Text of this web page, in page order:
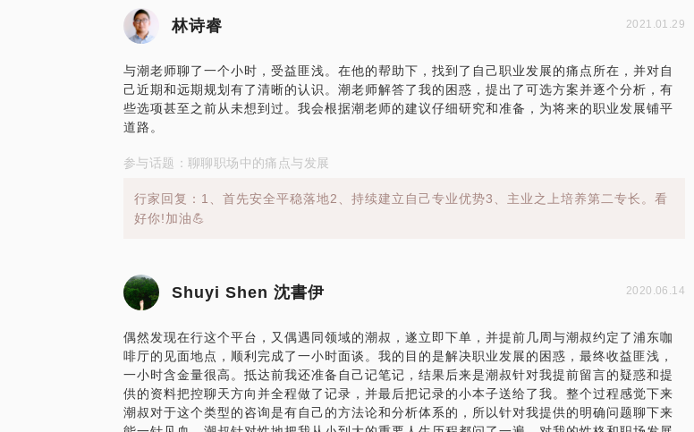
林诗睿 2021.01.29
与潮老师聊了一个小时，受益匪浅。在他的帮助下，找到了自己职业发展的痛点所在，并对自
己近期和远期规划有了清晰的认识。潮老师解答了我的困惑，提出了可选方案并逐个分析，有
些选项甚至之前从未想到过。我会根据潮老师的建议仔细研究和准备，为将来的职业发展铺平
道路。
参与话题：聊聊职场中的痛点与发展
行家回复：1、首先安全平稳落地2、持续建立自己专业优势3、主业之上培养第二专长。看
好你!加油💪
Shuyi Shen 沈書伊 2020.06.14
偶然发现在行这个平台，又偶遇同领域的潮叔，遂立即下单，并提前几周与潮叔约定了浦东咖
啡厅的见面地点，顺利完成了一小时面谈。我的目的是解决职业发展的困惑，最终收益匪浅，
一小时含金量很高。抵达前我还准备自己记笔记，结果后来是潮叔针对我提前留言的疑惑和提
供的资料把控聊天方向并全程做了记录，并最后把记录的小本子送给了我。整个过程感觉下来
潮叔对于这个类型的咨询是有自己的方法论和分析体系的，所以针对我提供的明确问题聊下来